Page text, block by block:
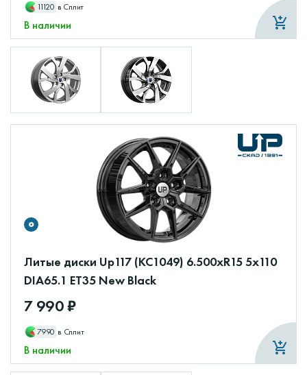
11120 в Сплит
В наличии
Литые диски Up117 (КС1049) 6.500xR15 5x110
DIA65.1 ET35 New Black
7 990 ₽
7990 в Сплит
В наличии